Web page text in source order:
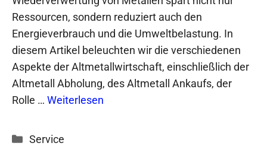
Ressourcen, sondern reduziert auch den
Energieverbrauch und die Umweltbelastung. In
diesem Artikel beleuchten wir die verschiedenen
Aspekte der Altmetallwirtschaft, einschließlich der
Altmetall Abholung, des Altmetall Ankaufs, der
Rolle … Weiterlesen
Kategorien
Service